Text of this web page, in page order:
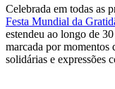
Celebrada em todas as
Festa Mundial da
estendeu ao longo de
marcada por momentos
solidárias e expressões